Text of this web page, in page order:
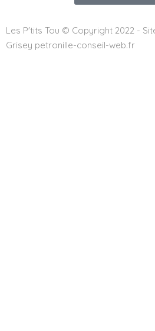
Les P'tits Tou © Copyright 2022 -
Grisey petronille-conseil-web.fr